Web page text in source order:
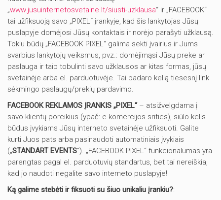
„www.jusuinternetosvetaine.lt/siusti-uzklausa“ ir „FACEBOOK“
tai užfiksuoją savo „PIXEL“ įrankyje, kad šis lankytojas Jūsų
puslapyje domėjosi Jūsų kontaktais ir norėjo parašyti užklausą.
Tokiu būdų „FACEBOOK PIXEL“ galima sekti įvairius ir Jums
svarbius lankytojų veiksmus, pvz.: domėjimąsi Jūsų preke ar
paslauga ir taip tobulinti savo užklausos ar kitas formas, jūsų
svetainėje arba el. parduotuvėje. Tai padaro kelią tiesesnį link
sėkmingo paslaugų/prekių pardavimo.
FACEBOOK REKLAMOS ĮRANKIS „PIXEL“– atsižvelgdama į
savo klientų poreikius (ypač: e-komercijos srities), siūlo kelis
būdus įvykiams Jūsų interneto svetainėje užfiksuoti. Galite
kurti Juos pats arba pasinaudoti automatiniais įvykiais
(„STANDART EVENTS“). „FACEBOOK PIXEL“ funkcionalumas yra
parengtas pagal el. parduotuvių standartus, bet tai nereiškia,
kad jo naudoti negalite savo interneto puslapyje!
Ką galime stebėti ir fiksuoti su šiuo unikaliu įrankiu?: